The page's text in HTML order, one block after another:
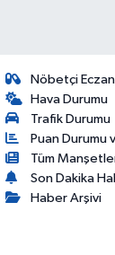
Nöbetçi
Hava Durumu
Trafik Durumu
Puan Durumu
Tüm
Son Dakika
Haber Arşivi